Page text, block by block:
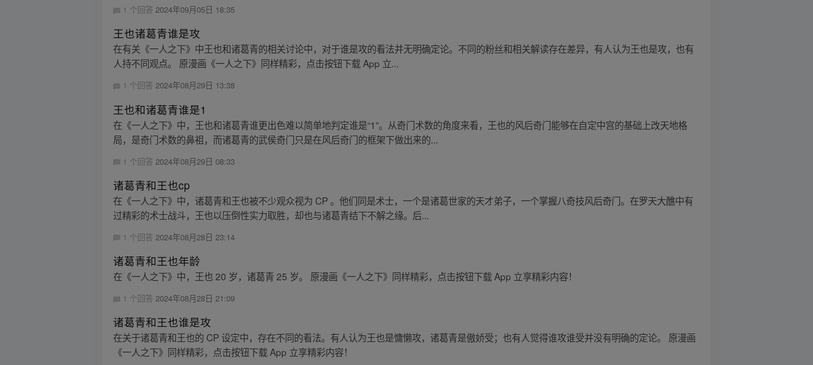
1 个回答2024年09月05日 18:35
王也诸葛青谁是攻
在有关《一人之下》中王也和诸葛青的相关讨论中，对于谁是攻的看法并无明确定论。不同的粉丝和相关解读存在差异，有人认为王也是攻，也有
人持不同观点。 原漫画《一人之下》同样精彩，点击按钮下载 App 立...
1 个回答2024年08月29日 13:38
王也和诸葛青谁是1
在《一人之下》中，王也和诸葛青谁更出色难以简单地判定谁是“1”。从奇门术数的角度来看，王也的风后奇门能够在自定中宫的基础上改天地格
局，是奇门术数的鼻祖，而诸葛青的武侯奇门只是在风后奇门的框架下做出来的...
1 个回答 2024年08月29日 08:33
诸葛青和王也cp
在《一人之下》中，诸葛青和王也被不少观众视为 CP 。他们同是术士，一个是诸葛世家的天才弟子，一个掌握八奇技风后奇门。在罗天大醮中有
过精彩的术士战斗，王也以压倒性实力取胜，却也与诸葛青结下不解之缘。后...
1 个回答 2024年08月28日 23:14
诸葛青和王也年龄
在《一人之下》中，王也 20 岁，诸葛青 25 岁。 原漫画《一人之下》同样精彩，点击按钮下载 App 立享精彩内容！
1 个回答2024年08月28日 21:09
诸葛青和王也谁是攻
在关于诸葛青和王也的 CP 设定中，存在不同的看法。有人认为王也是慵懒攻，诸葛青是傲娇受；也有人觉得谁攻谁受并没有明确的定论。 原漫画
《一人之下》同样精彩，点击按钮下载 App 立享精彩内容！